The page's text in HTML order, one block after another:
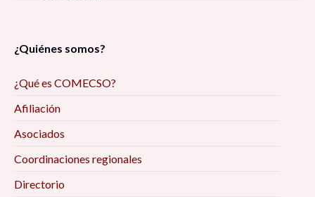
¿Quiénes somos?
¿Qué es COMECSO?
Afiliación
Asociados
Coordinaciones regionales
Directorio